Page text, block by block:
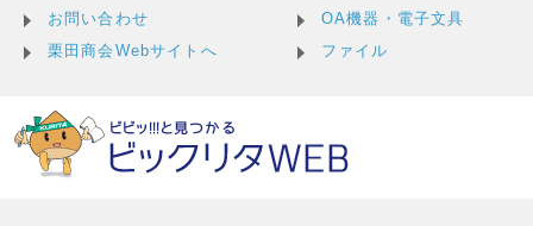
お問い合わせ
栗田商会Webサイトへ
OA機器・電子文具
ファイル